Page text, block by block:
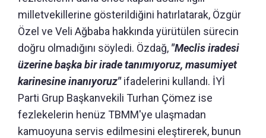
milletvekillerine gösterildiğini hatırlatarak, Özgür
Özel ve Veli Ağbaba hakkında yürütülen sürecin
doğru olmadığını söyledi. Özdağ, "Meclis iradesi
üzerine başka bir irade tanımıyoruz, masumiyet
karinesine inanıyoruz"ifadelerini kullandı. İYİ
Parti Grup Başkanvekili Turhan Çömez ise
fezlekelerin henüz TBMM'ye ulaşmadan
kamuoyuna servis edilmesini eleştirerek, bunun